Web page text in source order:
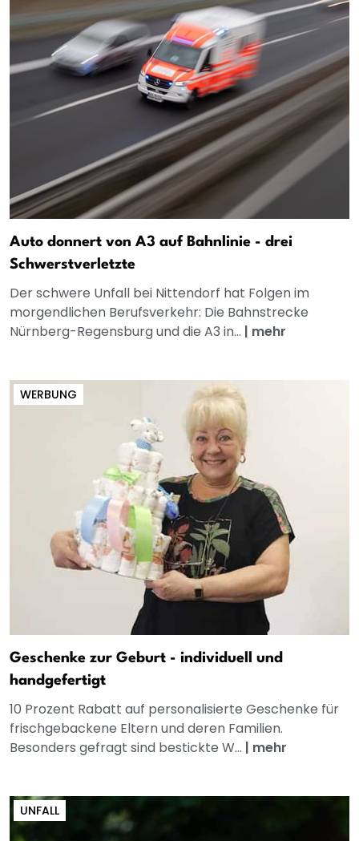
Auto donnert von A3 auf Bahnlinie - drei
Schwerstverletzte
Der schwere Unfall bei Nittendorf hat Folgen im
morgendlichen Berufsverkehr: Die Bahnstrecke
Nürnberg-Regensburg und die A3 in... | mehr
WERBUNG
Geschenke zur Geburt - individuell und
handgefertigt
10 Prozent Rabatt auf personalisierte Geschenke für
frischgebackene Eltern und deren Familien.
Besonders gefragt sind bestickte W... | mehr
UNFALL